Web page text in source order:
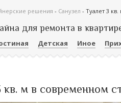
решения - Санузел - Туалет 3
для ремонта в
Детская Иное
кв. м в современном